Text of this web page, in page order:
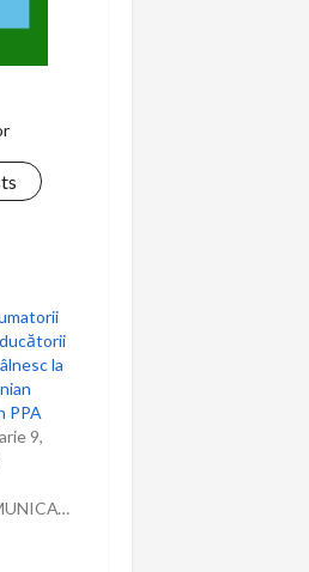
la
PPA
9,
„COMUNICAT”